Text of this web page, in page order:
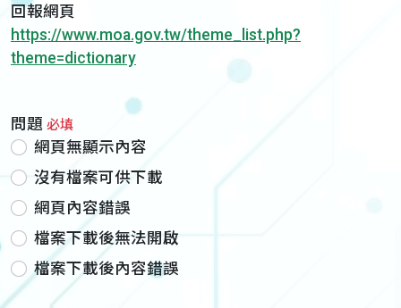
回報網頁
https://www.moa.gov.tw/theme_list.php?
theme=dictionary
問題 必填
網頁無顯示內容
沒有檔案可供下載
網頁內容錯誤
檔案下載後無法開啟
檔案下載後內容錯誤